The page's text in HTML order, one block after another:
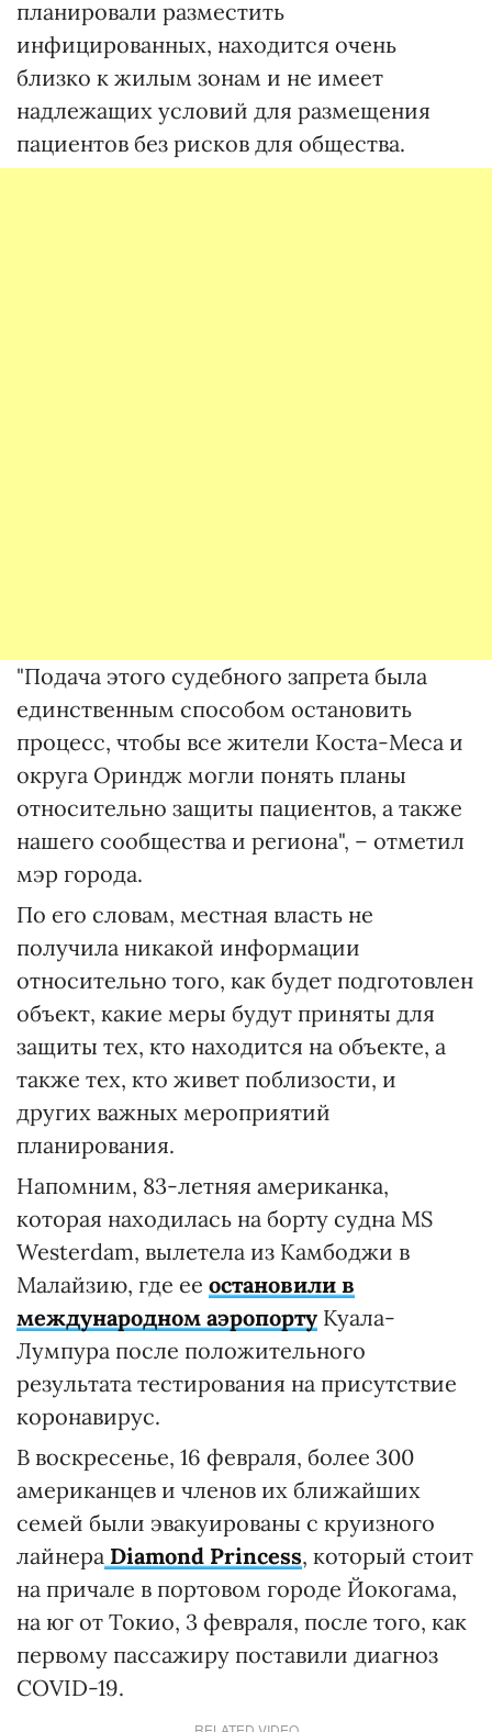
планировали разместить
инфицированных, находится очень
близко к жилым зонам и не имеет
надлежащих условий для размещения
пациентов без рисков для общества.
"Подача этого судебного запрета была
единственным способом остановить
процесс, чтобы все жители Коста-Меса и
округа Ориндж могли понять планы
относительно защиты пациентов, а также
нашего сообщества и региона", – отметил
мэр города.
По его словам, местная власть не
получила никакой информации
относительно того, как будет подготовлен
объект, какие меры будут приняты для
защиты тех, кто находится на объекте, а
также тех, кто живет поблизости, и
других важных мероприятий
планирования.
Напомним, 83-летняя американка,
которая находилась на борту судна MS
Westerdam, вылетела из Камбоджи в
Малайзию, где ее остановили в
международном аэропорту Куала-
Лумпура после положительного
результата тестирования на присутствие
коронавирус.
В воскресенье, 16 февраля, более 300
американцев и членов их ближайших
семей были эвакуированы с круизного
лайнера Diamond Princess, который стоит
на причале в портовом городе Йокогама,
на юг от Токио, 3 февраля, после того, как
первому пассажиру поставили диагноз
COVID-19.